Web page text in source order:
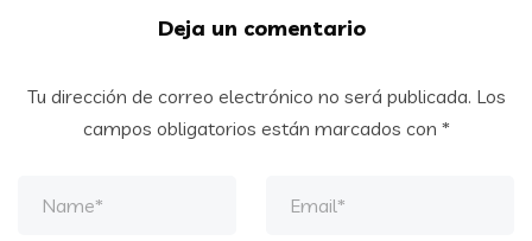
Deja un comentario
Tu dirección de correo electrónico no será publicada. Los
campos obligatorios están marcados con *